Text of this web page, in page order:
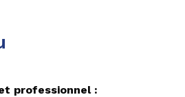
professionnel :